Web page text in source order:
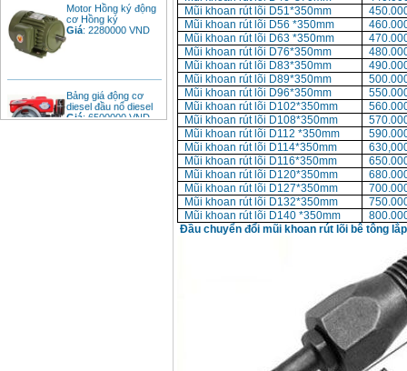
cơ Hồng ký
Giá:2280000VND
Bảng giá động cơ
diesel đầu nổ diesel
Giá:6500000VND
Mũi khoan rút lõi D51*350mm
Mũi khoan rút lõi D56 *350mm
Mũi khoan rút lõi D63 *350mm
Mũi khoan rút lõi D76*350mm
Mũi khoan rút lõi D83*350mm
Mũi khoan rút lõi D89*350mm
Mũi khoan rút lõi D96*350mm
Mũi khoan rút lõi D102*350mm
Mũi khoan rút lõi D108*350mm
Mũi khoan rút lõi D112 *350mm
Mũi khoan rút lõi D114*350mm
Mũi khoan rút lõi D116*350mm
Mũi khoan rút lõi D120*350mm
Mũi khoan rút lõi D127*350mm
Mũi khoan rút lõi D132*350mm
Mũi khoan rút lõi D140 *350mm
Đầu chuyển đổi mũi khoan rút lõi bê tông